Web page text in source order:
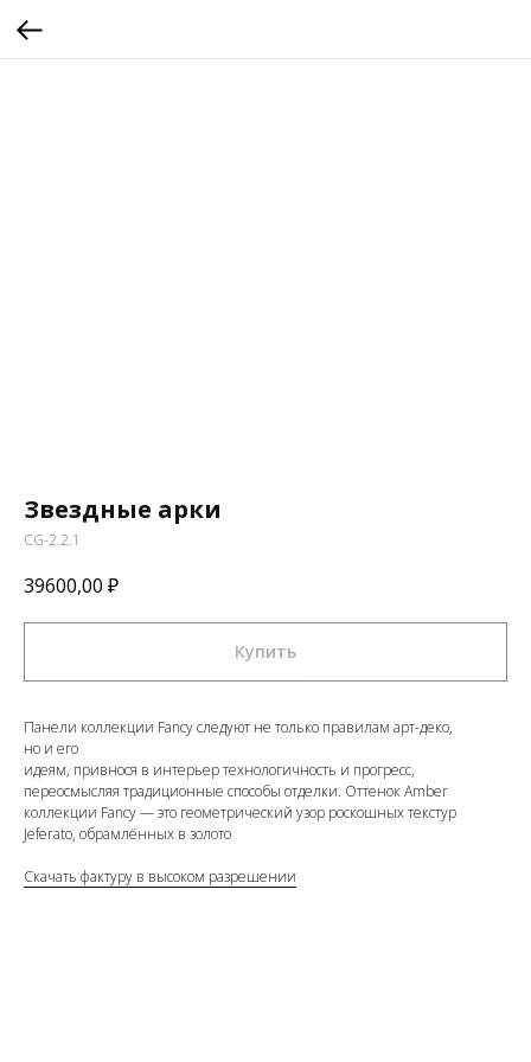
Звездные арки
CG-2.2.1
39600,00 ₽
Купить
Панели коллекции Fancy следуют не только правилам арт-деко,
но и его
идеям, привнося в интерьер технологичность и прогресс,
переосмысляя традиционные способы отделки. Оттенок Amber
коллекции Fancy — это геометрический узор роскошных текстур
Jeferato, обрамлённых в золото
Скачать фактуру в высоком разрешении